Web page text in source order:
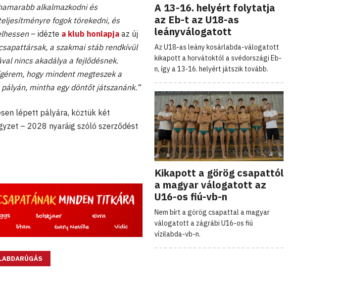
alkalmazkodni és
fogok törekedni, és
– idézte a klub honlapja az új
a szakmai stáb rendkívül
nincs akadálya a fejlődésnek.
hogy mindent megteszek a
mintha egy döntőt játszanánk.”
lépett pályára, köztük két
– 2028 nyaráig szóló szerződést
A 13-16. helyért folytatja
az Eb-t az U18-as
leányválogatott
Az U18-as leány kosárlabda-válogatott
kikapott a horvátoktól a svédországi Eb-
n, így a 13-16. helyért játszik tovább.
Kikapott a görög csapattól
a magyar válogatott az
U16-os fiú-vb-n
Nem bírt a görög csapattal a magyar
válogatott a zágrábi U16-os fiú
vízilabda-vb-n.